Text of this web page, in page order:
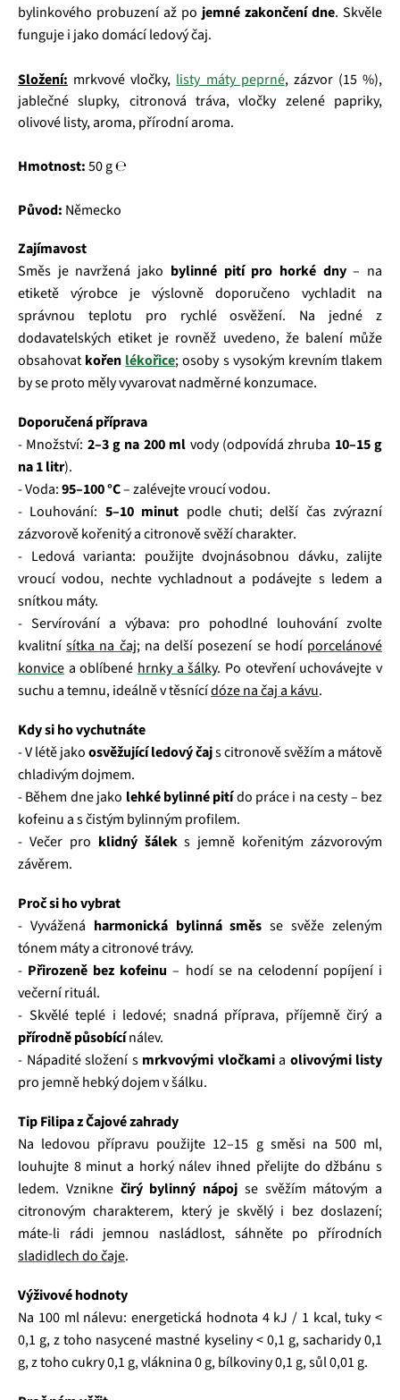
bylinkového probuzení až po jemné zakončení dne. Skvěle
funguje i jako domácí ledový čaj.
Složení: mrkvové vločky, listy máty peprné, zázvor (15 %),
jablečné slupky, citronová tráva, vločky zelené papriky,
olivové listy, aroma, přírodní aroma.
Hmotnost:50 g ℮
Původ: Německo
Zajímavost
Směs je navržená jako bylinné pití pro horké dny– na
etiketě výrobce je výslovně doporučeno vychladit na
správnou teplotu pro rychlé osvěžení. Na jedné z
dodavatelských etiket je rovněž uvedeno, že balení může
obsahovat kořen lékořice; osoby s vysokým krevním tlakem
by se proto měly vyvarovat nadměrné konzumace.
Doporučená příprava
- Množství: 2–3 g na 200 ml vody (odpovídá zhruba 10–15 g
na 1 litr).
- Voda:95–100 °C– zalévejte vroucí vodou.
- Louhování: 5–10 minut podle chuti; delší čas zvýrazní
zázvorově kořenitý a citronově svěží charakter.
- Ledová varianta: použijte dvojnásobnou dávku, zalijte
vroucí vodou, nechte vychladnout a podávejte s ledem a
snítkou máty.
- Servírování a výbava: pro pohodlné louhování zvolte
kvalitnísítka na čaj; na delší posezení se hodí porcelánové
konvice a oblíbené hrnky a šálky. Po otevření uchovávejte v
suchu a temnu, ideálně v těsnícídóze na čaj a kávu.
Kdy si ho vychutnáte
- V létě jakoosvěžující ledový čajs citronově svěžím a mátově
chladivým dojmem.
- Během dne jako lehké bylinné pitído práce i na cesty – bez
kofeinu a s čistým bylinným profilem.
- Večer pro klidný šáleks jemně kořenitým zázvorovým
závěrem.
Proč si ho vybrat
- Vyvážená harmonická bylinná směs se svěže zeleným
tónem máty a citronové trávy.
- Přirozeně bez kofeinu – hodí se na celodenní popíjení i
večerní rituál.
- Skvělé teplé i ledové; snadná příprava, příjemně čirý a
přírodně působícínálev.
- Nápadité složení s mrkvovými vločkamia olivovými listy
pro jemně hebký dojem v šálku.
Tip Filipa z Čajové zahrady
Na ledovou přípravu použijte 12–15 g směsi na 500 ml,
louhujte 8 minut a horký nálev ihned přelijte do džbánu s
ledem. Vznikne čirý bylinný nápoj se svěžím mátovým a
citronovým charakterem, který je skvělý i bez doslazení;
máte-li rádi jemnou nasládlost, sáhněte po přírodních
sladidlech do čaje.
Výživové hodnoty
Na 100 ml nálevu: energetická hodnota 4 kJ / 1 kcal, tuky <
0,1 g, z toho nasycené mastné kyseliny < 0,1 g, sacharidy 0,1
g, z toho cukry 0,1 g, vláknina 0 g, bílkoviny 0,1 g, sůl 0,01 g.